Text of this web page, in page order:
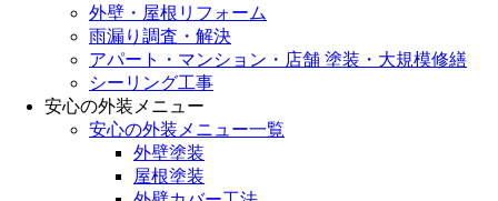
外壁・屋根リフォーム
雨漏り調査・解決
アパート・マンション・店舗 塗装・大規模修繕
シーリング工事
安心の外装メニュー
安心の外装メニュー一覧
外壁塗装
屋根塗装